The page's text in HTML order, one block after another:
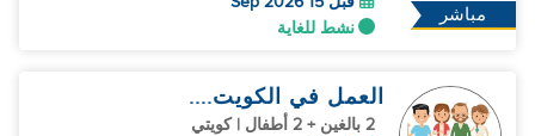
مباشر
نشط للغاية
العمل في الكويت....
2 بالغين + 2 أطفال | كويتي